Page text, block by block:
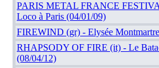
PARIS METAL FRANCE
Loco à Paris (04/01/09)
FIREWIND (gr) - Elysée
RHAPSODY OF FIRE (it) - Le
(08/04/12)